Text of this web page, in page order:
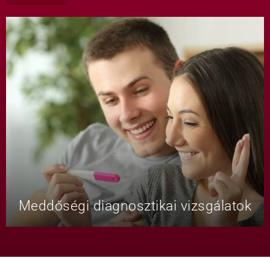
Meddőségi diagnosztikai vizsgálatok